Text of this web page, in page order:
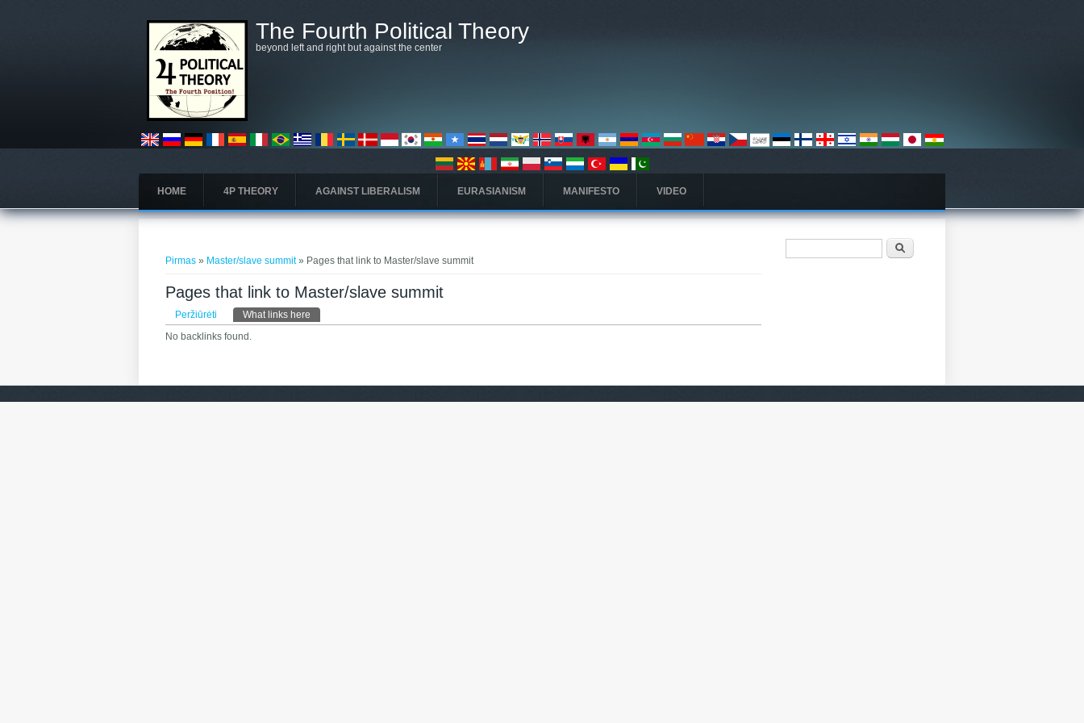
The Fourth Political Theory
beyond left and right but against the center
HOME 4P THEORY AGAINST LIBERALISM EURASIANISM MANIFESTO VIDEO
Pirmas » Master/slave summit» Pages that link to Master/slave summit
Pages that link to Master/slave summit
Pirminės kortelės
Peržiūrėti What links here
No backlinks found.
Paieškos forma